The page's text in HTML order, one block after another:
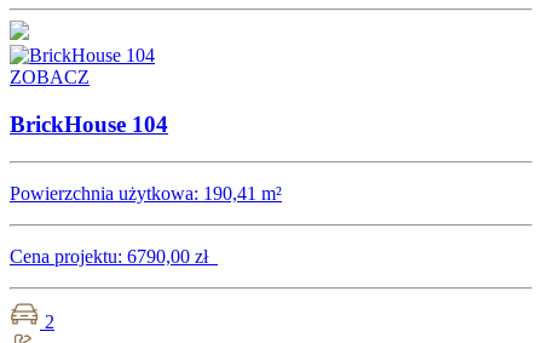
ZOBACZ
BrickHouse 104
Powierzchnia użytkowa: 190,41 m²
Cena projektu: 6790,00 zł
2